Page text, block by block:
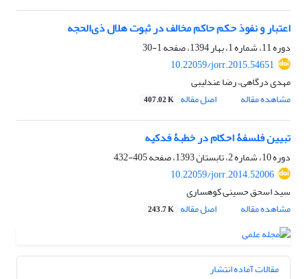
اعتبار و نفوذ حکم حاکم مخالف در ثبوت هلال ذی‌‌الحجه
دوره 11، شماره 1، بهار 1394، صفحه
1-30
10.22059/jorr.2015.54651
مهدی درگاهی، رضا عندلیبی
مشاهده مقاله
اصل مقاله 407.02 K
تبیین فلسفۀ احکام در خطبۀ فدکیه
دوره 10، شماره 2، تابستان 1393، صفحه
405-432
10.22059/jorr.2014.52006
سید اسحق حسینى کوهسارى
مشاهده مقاله
اصل مقاله 243.7 K
مقالات آماده انتشار